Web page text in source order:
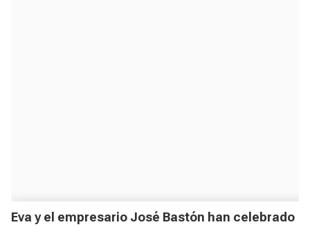
Eva y el empresario José Bastón han celebrado